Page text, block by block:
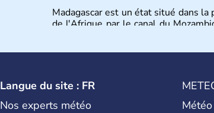
Madagascar est un état situé dans
de l'Afrique par le canal du
Langue du site : FR
Nos experts météo